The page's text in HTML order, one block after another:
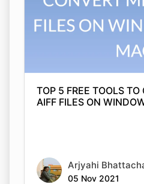
TOP 5 FREE TOOLS
AIFF FILES ON
Arjyahi
05 Nov 2021